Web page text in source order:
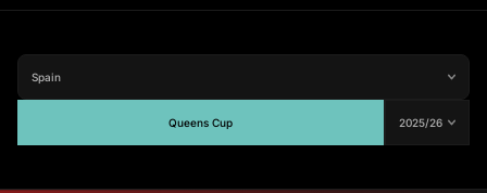
Queens Cup